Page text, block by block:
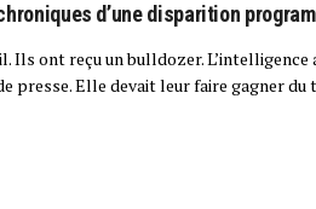
d’une disparition
Ils ont reçu un bulldozer.
presse. Elle devait leur faire gagner du